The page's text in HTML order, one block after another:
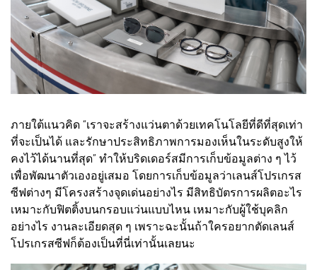
ภายใต้แนวคิด “เราจะสร้างแว่นตาด้วยเทคโนโลยีที่ดีที่สุดเท่า
ที่จะเป็นได้ และรักษาประสิทธิภาพการมองเห็นในระดับสูงให้
คงไว้ได้นานที่สุด” ทำให้บริดเดอร์สมีการเก็บข้อมูลต่าง ๆ ไว้
เพื่อพัฒนาตัวเองอยู่เสมอ โดยการเก็บข้อมูลว่าเลนส์โปรเกรส
ซีฟต่างๆ มีโครงสร้างจุดเด่นอย่างไร มีสิทธิบัตรการผลิตอะไร
เหมาะกับฟิตติ้งบนกรอบแว่นแบบไหน เหมาะกับผู้ใช้บุคลิก
อย่างไร งานละเอียดสุด ๆ เพราะฉะนั้นถ้าใครอยากตัดเลนส์
โปรเกรสซีฟก็ต้องเป็นที่นี่เท่านั้นเลยนะ